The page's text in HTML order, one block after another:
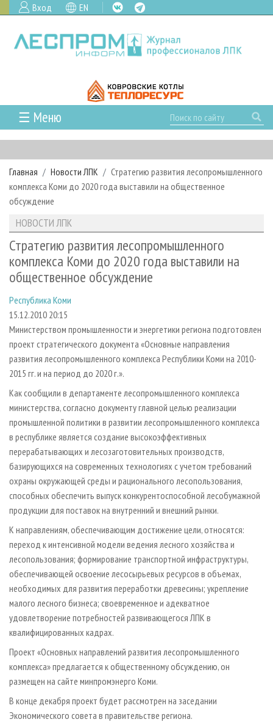
Вход EN
☰ Меню
ГЛАВНАЯ
РУБРИКИ И ТЕМЫ
РУБРИКИ ЖУРНАЛА
ЛЕСНОЕ ХОЗЯЙСТВО
ЛЕСОЗАГОТОВКА
ЛЕСОПИЛЕНИЕ
ДЕРЕВООБРАБОТКА
СУШКА ДРЕВЕСИНЫ
ПРОИЗВОДСТВО ДРЕВЕСНЫХ ПЛИТ
ДЕРЕВЯННОЕ ДОМОСТРОЕНИЕ
ПРОИЗВОДСТВО МЕБЕЛИ
БИОЭНЕРГЕТИКА
ИНСТРУМЕНТ И МАТЕРИАЛЫ
НОВОСТИ
КАЛЕНДАРЬ СОБЫТИЙ
НОВОСТИ ЛПК
НОВОСТИ ЖУРНАЛА
НОВОСТИ КОМПАНИЙ
ПРОЕКТЫ ЛПИ
АНАЛИТИКА
ПРЕДПРИЯТИЯ ЛПК
ЛЕСНЫЕ РЕГИОНЫ РОССИИ
ПЕРСОНЫ
МОБИЛЬНЫЕ ВЫСТАВКИ
ПРИОРИТЕТНЫЕ ИНВЕСТПРОЕКТЫ
RUSSIAN FORESTRY REVIEW
БИБЛИОТЕКА СПЕЦИАЛИСТА
АРХИВ
АРХИВ ЖУРНАЛОВ
СТАТЬИ
О ЖУРНАЛЕ
ПОДПИСКА
КОНТАКТЫ
РЕКЛАМОДАТЕЛЯМ
РЕКЛАМА
РЕКЛАМА НА САЙТЕ
Главная Новости ЛПК
Стратегию развития лесопромышленного
комплекса Коми до 2020 года выставили на общественное
обсуждение
НОВОСТИ ЛПК
Стратегию развития лесопромышленного
комплекса Коми до 2020 года выставили на
общественное обсуждение
Республика Коми
15.12.2010 20:15
Министерством промышленности и энергетики региона подготовлен
проект стратегического документа «Основные направления
развития лесопромышленного комплекса Республики Коми на 2010-
2015 гг. и на период до 2020 г.».
Как сообщили в департаменте лесопромышленного комплекса
министерства, согласно документу главной целью реализации
промышленной политики в развитии лесопромышленного комплекса
в республике является создание высокоэффективных
перерабатывающих и лесозаготовительных производств,
базирующихся на современных технологиях с учетом требований
охраны окружающей среды и рационального лесопользования,
способных обеспечить выпуск конкурентоспособной лесобумажной
продукции для поставок на внутренний и внешний рынки.
К направлениям, обеспечивающим достижение цели, относятся:
переход к интенсивной модели ведения лесного хозяйства и
лесопользования; формирование транспортной инфраструктуры,
обеспечивающей освоение лесосырьевых ресурсов в объемах,
необходимых для развития переработки древесины; укрепление
малого лесного бизнеса; своевременное и адекватное
удовлетворение потребностей развивающегося ЛПК в
квалифицированных кадрах.
Проект «Основных направлений развития лесопромышленного
комплекса» предлагается к общественному обсуждению, он
размещен на сайте минпромэнерго Коми.
В конце декабря проект будет рассмотрен на заседании
Экономического совета в правительстве региона.